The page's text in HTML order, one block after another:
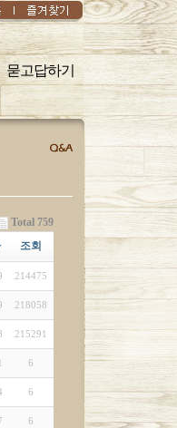
묻고답하기
Total 759
조회
214475
218058
215291
6
6
6